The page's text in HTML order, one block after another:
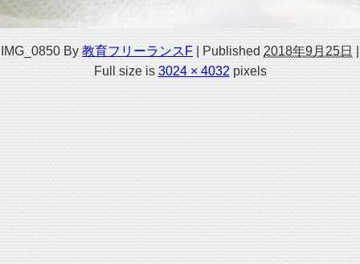
IMG_0850 By 教育フリーランスF Published 2018年9月25日
Full size is 3024 × 4032 pixels